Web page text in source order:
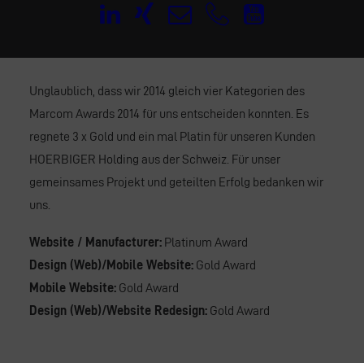
Unglaublich, dass wir 2014 gleich vier Kategorien des
Marcom Awards 2014 für uns entscheiden konnten. Es
regnete 3 x Gold und ein mal Platin für unseren Kunden
HOERBIGER Holding aus der Schweiz. Für unser
gemeinsames Projekt und geteilten Erfolg bedanken wir
uns.
Website / Manufacturer: Platinum Award
Design (Web)/Mobile Website: Gold Award
Mobile Website: Gold Award
Design (Web)/Website Redesign: Gold Award